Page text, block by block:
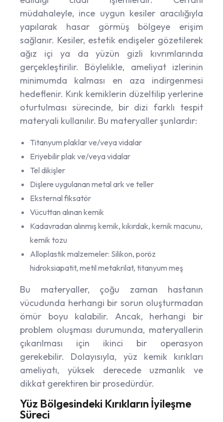
müdahaleyle, ince uygun kesiler aracılığıyla
yapılarak hasar görmüş bölgeye erişim
sağlanır. Kesiler, estetik endişeler gözetilerek
ağız içi ya da yüzün gizli kıvrımlarında
gerçekleştirilir. Böylelikle, ameliyat izlerinin
minimumda kalması en aza indirgenmesi
hedeflenir. Kırık kemiklerin düzeltilip yerlerine
oturtulması sürecinde, bir dizi farklı tespit
materyali kullanılır. Bu materyaller şunlardır:
Titanyum plaklar ve/veya vidalar
Eriyebilir plak ve/veya vidalar
Tel dikişler
Dişlere uygulanan metal ark ve teller
Eksternal fiksatör
Vücuttan alınan kemik
Kadavradan alınmış kemik, kıkırdak, kemik macunu,
kemik tozu
Alloplastik malzemeler: Silikon, poröz
hidroksiapatit, metil metakrilat, titanyum meş
Bu materyaller, çoğu zaman hastanın
vücudunda herhangi bir sorun oluşturmadan
ömür boyu kalabilir. Ancak, herhangi bir
problem oluşması durumunda, materyallerin
çıkarılması için ikinci bir operasyon
gerekebilir. Dolayısıyla, yüz kemik kırıkları
ameliyatı, yüksek derecede uzmanlık ve
dikkat gerektiren bir prosedürdür.
Yüz Bölgesindeki Kırıkların İyileşme
Süreci